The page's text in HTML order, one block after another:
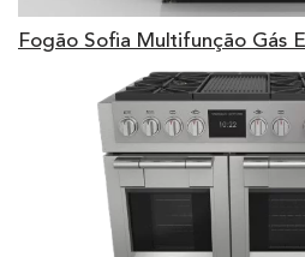
Fogão Sofia Multifunção Gás